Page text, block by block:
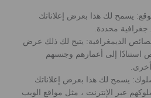
يسمح لك هذا بعرض إعلاناتك
محددة.
الديمغرافية: يتيح لك ذلك عرض
استنادًا إلى أعمارهم وجنسهم
أخرى.
يسمح لك هذا بعرض إعلاناتك
عبر الإنترنت ، مثل مواقع الويب